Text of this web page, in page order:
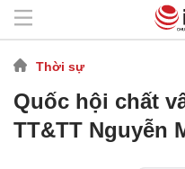
Thời sự
Quốc hội chất
TT&TT Nguyễn